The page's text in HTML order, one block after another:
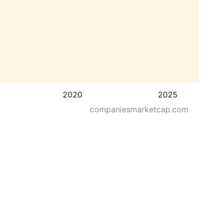
2020 2025
companiesmarketcap.com